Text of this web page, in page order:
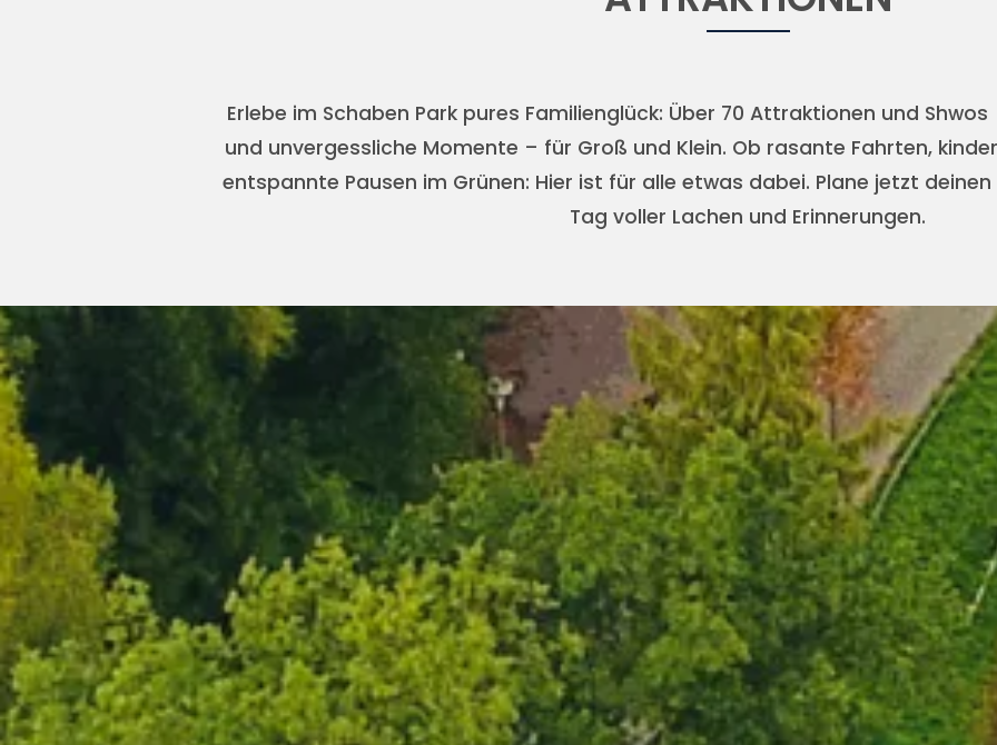
Erlebe im Schaben Park pures Familienglück: Über 70 Attraktionen und
und unvergessliche Momente – für Groß und Klein. Ob rasante Fahrten,
entspannte Pausen im Grünen: Hier ist für alle etwas dabei. Plane jetzt
Tag voller Lachen und Erinnerungen.